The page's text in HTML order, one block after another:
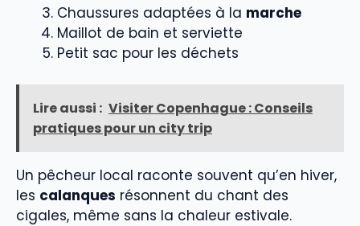
Chaussures adaptées à la marche
Maillot de bain et serviette
Petit sac pour les déchets
Lire aussi : Visiter Copenhague : Conseils
pratiques pour un city trip
Un pêcheur local raconte souvent qu’en hiver,
les calanques résonnent du chant des
cigales, même sans la chaleur estivale.